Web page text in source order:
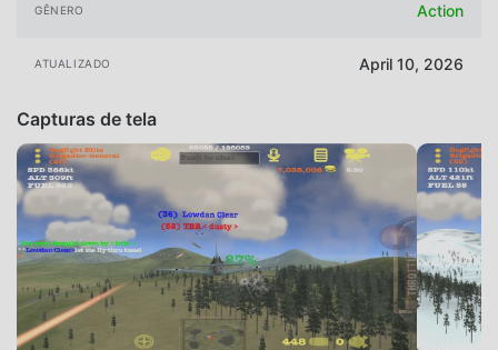
GÊNERO Action
ATUALIZADO April 10, 2026
Capturas de tela